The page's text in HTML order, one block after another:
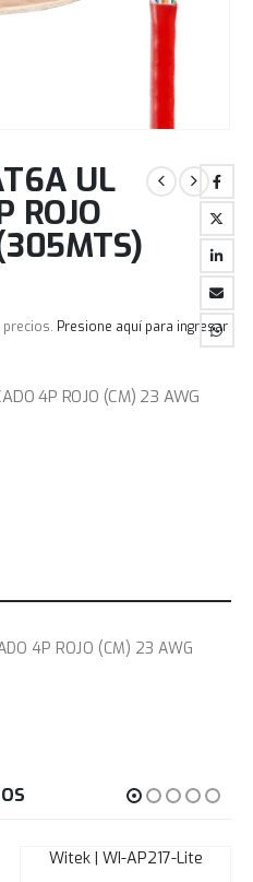
UL
ROJO
Presione aquí para ingresar
4P ROJO (CM) 23 AWG
4P ROJO (CM) 23 AWG
Witek | WI-AP217-Lite